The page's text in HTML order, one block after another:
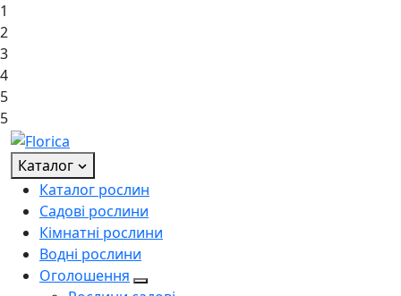
1
2
3
4
5
5
Каталог
Каталог рослин
Садові рослини
Кімнатні рослини
Водні рослини
Оголошення